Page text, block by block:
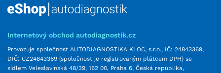
Internetový obchod autodiagnostik.cz
Provozuje společnost AUTODIAGNOSTIKA KLOC, s.r.o., IČ: 24843369,
DIČ: CZ24843369 (společnost je registrovaným plátcem DPH) se
sídlem Veleslavínská 48/39, 162 00, Praha 6, Česká republika,